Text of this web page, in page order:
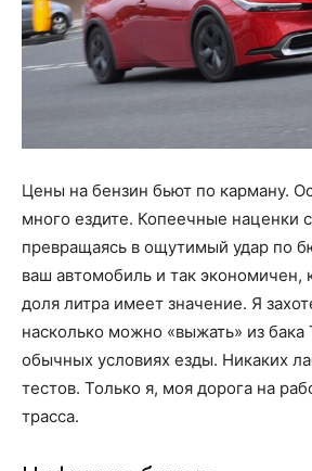
Цены на бензин бьют по карману.
много ездите. Копеечные наценки
превращаясь в ощутимый удар по
ваш автомобиль и так экономичен,
доля литра имеет значение. Я
насколько можно «выжать» из бака
обычных условиях езды. Никаких
тестов. Только я, моя дорога на
трасса.